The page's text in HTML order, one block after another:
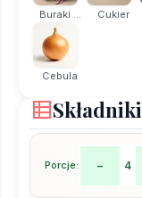
Buraki ... Cukier
Cebula
Składniki
Porcje: − 4